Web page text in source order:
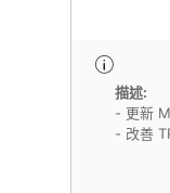
描述:
- 更新
- 改善